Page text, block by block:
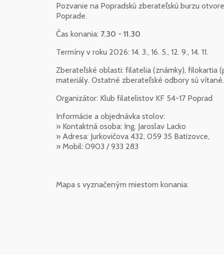
Pozvanie na Popradskú zberateľskú burzu
Poprade.
Čas konania: 7.30 - 11.30
Termíny v roku 2026: 14. 3., 16. 5., 12. 9., 14. 11.
Zberateľské oblasti: filatelia (známky), filokartia
materiály. Ostatné zberateľské odbory sú vítané.
Organizátor: Klub filatelistov KF 54-17 Poprad
Informácie a objednávka stolov:
» Kontaktná osoba: Ing. Jaroslav Lacko
» Adresa: Jurkovičova 432, 059 35 Batizovce,
» Mobil: 0903 / 933 283
Mapa s vyznačeným miestom konania: